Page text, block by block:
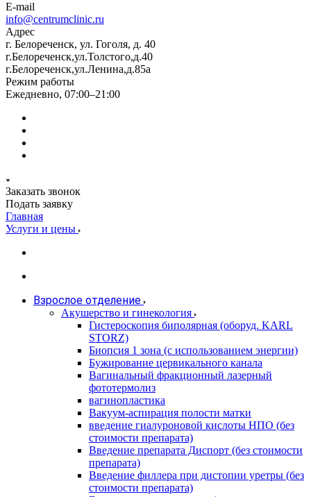
E-mail
info@centrumclinic.ru
Адрес
г. Белореченск, ул. Гоголя, д. 40
г.Белореченск,ул.Толстого,д.40
г.Белореченск,ул.Ленина,д.85а
Режим работы
Ежедневно, 07:00–21:00
Заказать звонок
Подать заявку
Главная
Услуги и цены
Взрослое отделение
Акушерство и гинекология
Гистероскопия биполярная (оборуд. KARL
STORZ)
Биопсия 1 зона (с использованием энергии)
Бужирование цервикального канала
Вагинальный фракционный лазерный
фототермолиз
вагинопластика
Вакуум-аспирация полости матки
введение гиалуроновой кислоты НПО (без
стоимости препарата)
Введение препарата Диспорт (без стоимости
препарата)
Введение филлера при дистопии уретры (без
стоимости препарата)